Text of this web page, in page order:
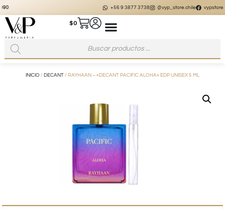
@vyp_store.chile vypstore.cl
$0
INICIO / DECANT / RAYHAAN – «DECANT PACIFIC ALOHA» EDP UNISEX 5 ML